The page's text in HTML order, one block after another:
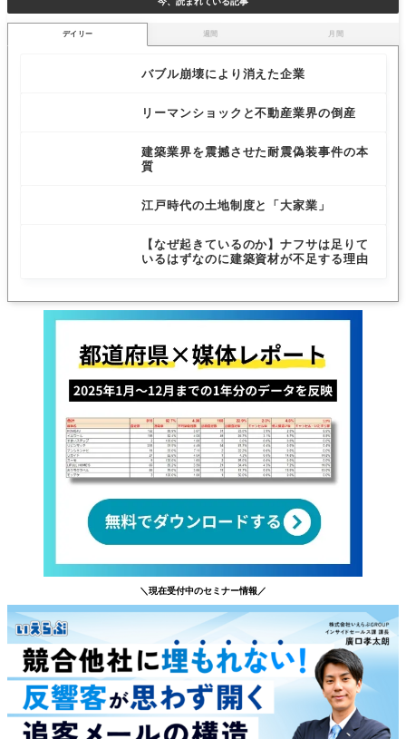
デイリー 週間 月間
バブル崩壊により消えた企業
リーマンショックと不動産業界の倒産
建築業界を震撼させた耐震偽装事件の本
質
江戸時代の土地制度と「大家業」
【なぜ起きているのか】ナフサは足りて
いるはずなのに建築資材が不足する理由
＼現在受付中のセミナー情報／